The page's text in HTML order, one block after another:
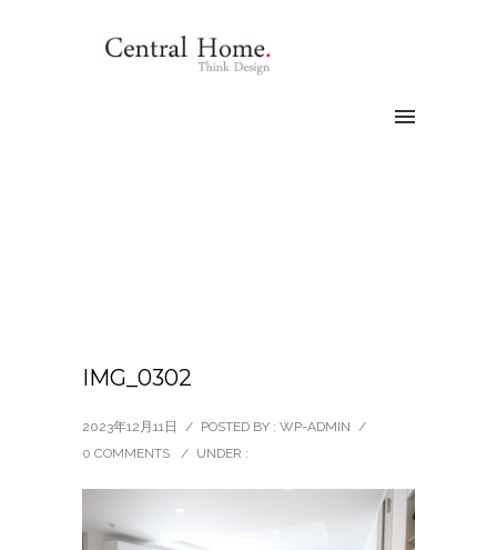
IMG_0302
2023年12月11日 / POSTED BY : WP-ADMIN /
0 COMMENTS
/ UNDER :